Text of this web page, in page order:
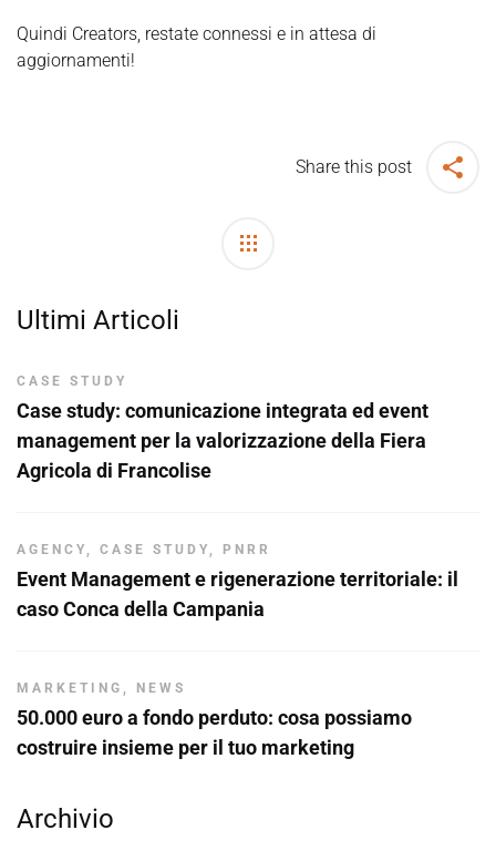
Quindi Creators, restate connessi e in attesa di
aggiornamenti!
Share this post
Ultimi Articoli
CASE STUDY
Case study: comunicazione integrata ed event
management per la valorizzazione della Fiera
Agricola di Francolise
AGENCY , CASE STUDY , PNRR
Event Management e rigenerazione territoriale: il
caso Conca della Campania
MARKETING , NEWS
50.000 euro a fondo perduto: cosa possiamo
costruire insieme per il tuo marketing
Archivio